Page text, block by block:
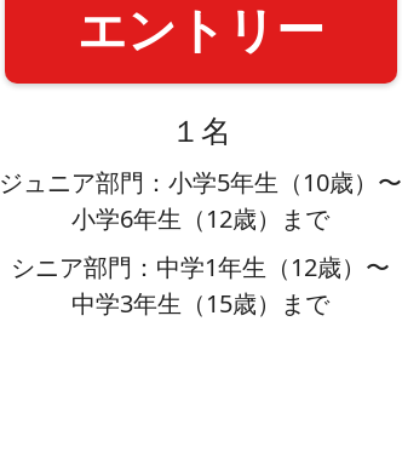
エントリー
１名
ジュニア部門：小学5年生（10歳）〜
小学6年生（12歳）まで
シニア部門：中学1年生（12歳）〜
中学3年生（15歳）まで